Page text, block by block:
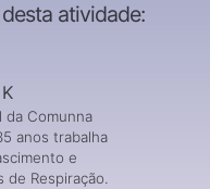
atividade:
da Comunna
anos trabalha
e
de Respiração.